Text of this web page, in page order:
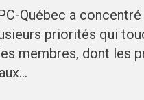
Québec a
priorités qui
membres, dont les